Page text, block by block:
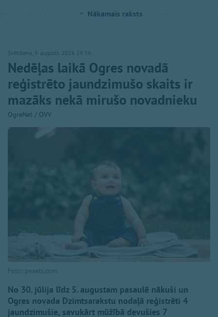
Nākamais raksts
Svētdiena, 9. augusts, 2026 19:56
Nedēļas laikā Ogres novadā
reģistrēto jaundzimušo skaits ir
mazāks nekā mirušo novadnieku
OgreNet / OVV
Foto: pexels.com
No 30. jūlija līdz 5. augustam pasaulē nākuši un
Ogres novada Dzimtsarakstu nodaļā reģistrēti 4
jaundzimušie, savukārt mūžībā devušies 7